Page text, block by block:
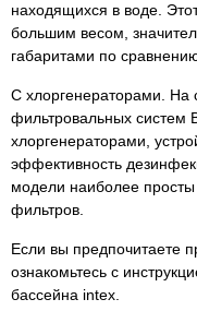
находящихся в воде.
большим весом,
габаритами по
С хлоргенераторами. На
фильтровальных систем
хлоргенераторами,
эффективность
модели наиболее
фильтров.
Если вы предпочитаете
ознакомьтесь с
бассейна intex.